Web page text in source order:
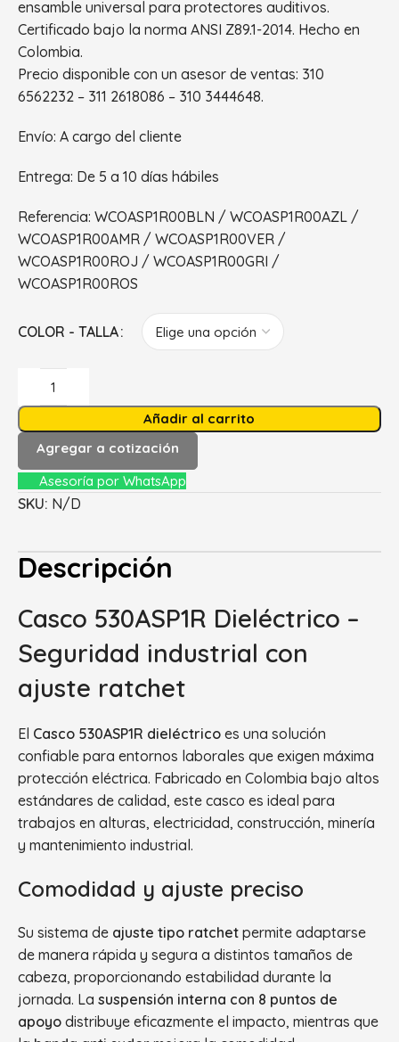
ensamble universal para protectores auditivos.
Certificado bajo la norma ANSI Z89.1-2014. Hecho en
Colombia.
Precio disponible con un asesor de ventas: 310
6562232 – 311 2618086 – 310 3444648.
Envío: A cargo del cliente
Entrega: De 5 a 10 días hábiles
Referencia: WCOASP1R00BLN / WCOASP1R00AZL /
WCOASP1R00AMR / WCOASP1R00VER /
WCOASP1R00ROJ / WCOASP1R00GRI /
WCOASP1R00ROS
COLOR - TALLA
Añadir al carrito
Agregar a cotización
Asesoría por WhatsApp
SKU: N/D
Descripción
Casco 530ASP1R Dieléctrico –
Seguridad industrial con
ajuste ratchet
El Casco 530ASP1R dieléctrico es una solución
confiable para entornos laborales que exigen máxima
protección eléctrica. Fabricado en Colombia bajo altos
estándares de calidad, este casco es ideal para
trabajos en alturas, electricidad, construcción, minería
y mantenimiento industrial.
Comodidad y ajuste preciso
Su sistema de ajuste tipo ratchet permite adaptarse
de manera rápida y segura a distintos tamaños de
cabeza, proporcionando estabilidad durante la
jornada. La suspensión interna con 8 puntos de
apoyo distribuye eficazmente el impacto, mientras que